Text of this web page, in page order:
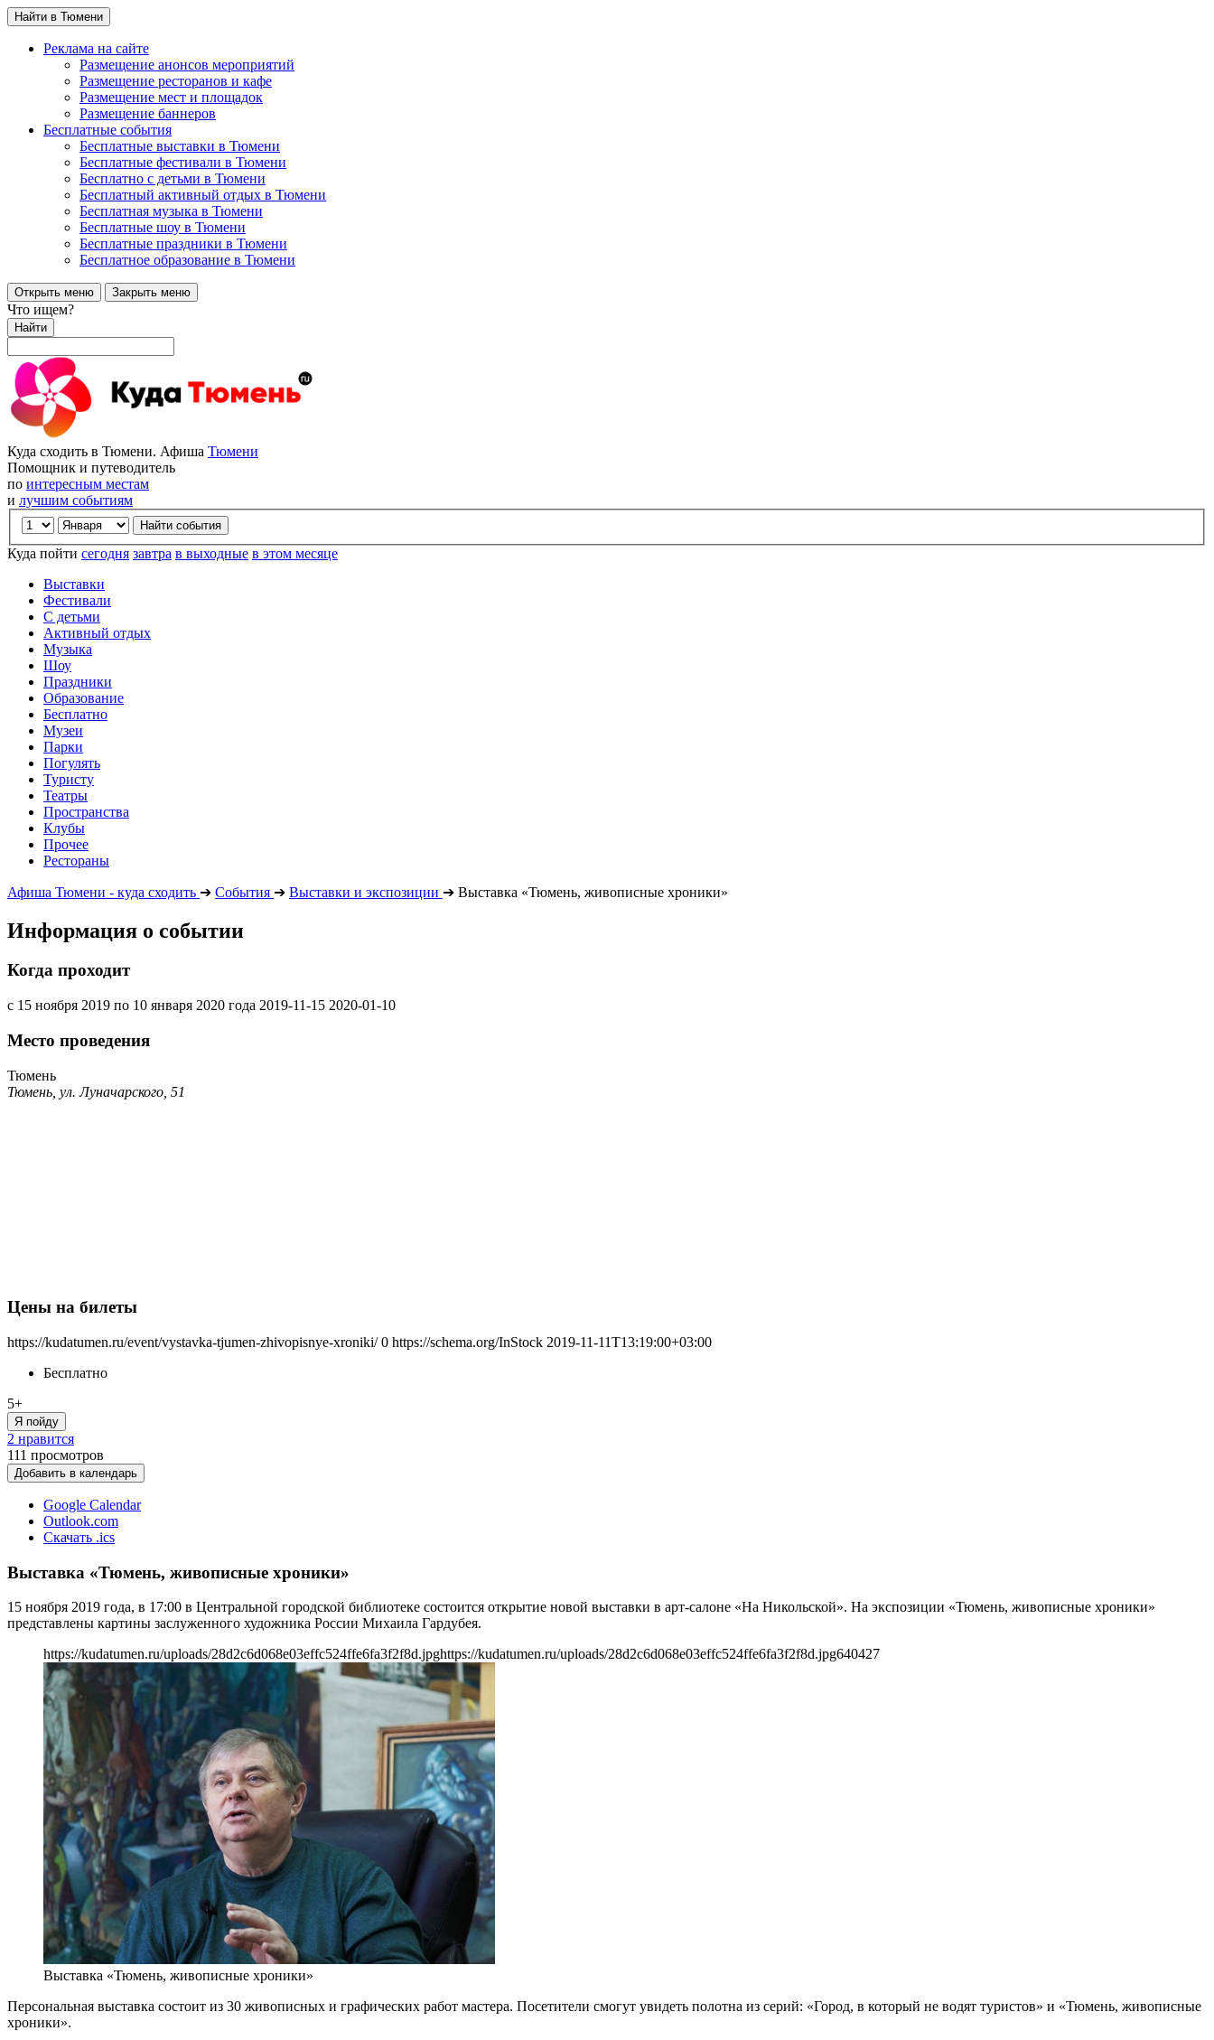
Найти в Тюмени
Реклама на сайте
Размещение анонсов мероприятий
Размещение ресторанов и кафе
Размещение мест и площадок
Размещение баннеров
Бесплатные события
Бесплатные выставки в Тюмени
Бесплатные фестивали в Тюмени
Бесплатно с детьми в Тюмени
Бесплатный активный отдых в Тюмени
Бесплатная музыка в Тюмени
Бесплатные шоу в Тюмени
Бесплатные праздники в Тюмени
Бесплатное образование в Тюмени
Открыть меню Закрыть меню
Что ищем?
Найти
Куда сходить в Тюмени. Афиша Тюмени
Помощник и путеводитель
по интересным местам
и лучшим событиям
Куда пойти сегодня завтра в выходные в этом месяце
Выставки
Фестивали
С детьми
Активный отдых
Музыка
Шоу
Праздники
Образование
Бесплатно
Музеи
Парки
Погулять
Туристу
Театры
Пространства
Клубы
Прочее
Рестораны
Афиша Тюмени - куда сходить ➔ События ➔ Выставки и экспозиции ➔ Выставка «Тюмень, живописные хроники»
Информация о событии
Когда проходит
с 15 ноября 2019 по 10 января 2020 года 2019-11-15 2020-01-10
Место проведения
Тюмень
Тюмень, ул. Луначарского, 51
Цены на билеты
https://kudatumen.ru/event/vystavka-tjumen-zhivopisnye-xroniki/ 0 https://schema.org/InStock 2019-11-11T13:19:00+03:00
Бесплатно
5+
Я пойду
2 нравится
111 просмотров
Добавить в календарь
Google Calendar
Outlook.com
Скачать .ics
Выставка «Тюмень, живописные хроники»
15 ноября 2019 года, в 17:00 в Центральной городской библиотеке состоится открытие новой выставки в арт-салоне «На Никольской». На экспозиции «Тюмень, живописные хроники»
представлены картины заслуженного художника России Михаила Гардубея.
https://kudatumen.ru/uploads/28d2c6d068e03effc524ffe6fa3f2f8d.jpghttps://kudatumen.ru/uploads/28d2c6d068e03effc524ffe6fa3f2f8d.jpg640427
Выставка «Тюмень, живописные хроники»
Персональная выставка состоит из 30 живописных и графических работ мастера. Посетители смогут увидеть полотна из серий: «Город, в который не водят туристов» и «Тюмень, живописные
хроники».